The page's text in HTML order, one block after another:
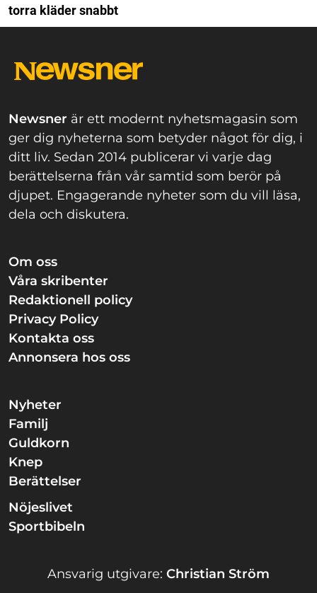
torra kläder snabbt
Newsner är ett modernt nyhetsmagasin som
ger dig nyheterna som betyder något för dig, i
ditt liv. Sedan 2014 publicerar vi varje dag
berättelserna från vår samtid som berör på
djupet. Engagerande nyheter som du vill läsa,
dela och diskutera.
Om oss
Våra skribenter
Redaktionell policy
Privacy Policy
Kontakta oss
Annonsera hos oss
Nyheter
Familj
Guldkorn
Knep
Berättelser
Nöjeslivet
Sportbibeln
Ansvarig utgivare: Christian Ström